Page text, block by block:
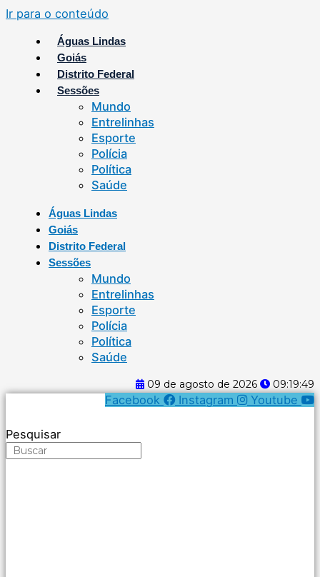
Ir para o conteúdo
Águas Lindas
Goiás
Distrito Federal
Sessões
Mundo
Entrelinhas
Esporte
Polícia
Política
Saúde
Águas Lindas
Goiás
Distrito Federal
Sessões
Mundo
Entrelinhas
Esporte
Polícia
Política
Saúde
09 de agosto de 2026 09:19:49
Facebook Instagram Youtube
Pesquisar